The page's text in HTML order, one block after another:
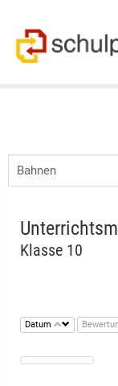
Klasse 10
Datum